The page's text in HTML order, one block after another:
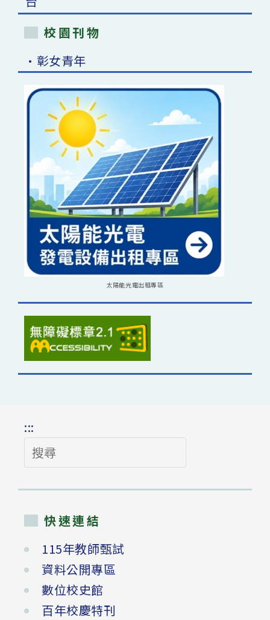
校園刊物
•彰女青年
太陽能光電出租專區
:::
搜
尋
快速連結
115年教師甄試
資料公開專區
數位校史館
百年校慶特刊